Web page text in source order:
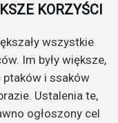
KORZYŚCI
wszystkie
Im były większe,
ptaków i ssaków
Ustalenia te,
ogłoszony cel